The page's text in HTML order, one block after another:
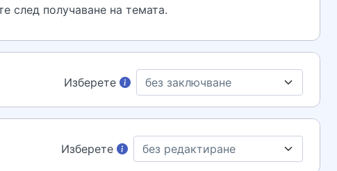
след получаване на темата.
Изберете
Изберете